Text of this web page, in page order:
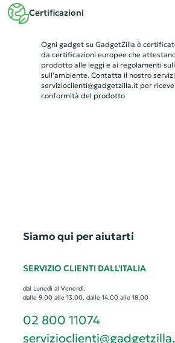
Certificazioni
Ogni gadget su GadgetZilla è
da certificazioni europee che
prodotto alle leggi e ai regolamenti
sull'ambiente. Contatta il nostro
servizioclienti@gadgetzilla.itper
conformità del prodotto
Siamo qui per aiutarti
SERVIZIO CLIENTI DALL'ITALIA
dal Lunedì al Venerdì,
dalle 9.00 alle 13.00, dalle 14.00 alle 18.00
02 800 11074